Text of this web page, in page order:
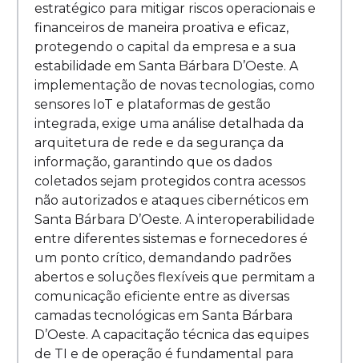
estratégico para mitigar riscos operacionais e
financeiros de maneira proativa e eficaz,
protegendo o capital da empresa e a sua
estabilidade em Santa Bárbara D’Oeste. A
implementação de novas tecnologias, como
sensores IoT e plataformas de gestão
integrada, exige uma análise detalhada da
arquitetura de rede e da segurança da
informação, garantindo que os dados
coletados sejam protegidos contra acessos
não autorizados e ataques cibernéticos em
Santa Bárbara D’Oeste. A interoperabilidade
entre diferentes sistemas e fornecedores é
um ponto crítico, demandando padrões
abertos e soluções flexíveis que permitam a
comunicação eficiente entre as diversas
camadas tecnológicas em Santa Bárbara
D’Oeste. A capacitação técnica das equipes
de TI e de operação é fundamental para